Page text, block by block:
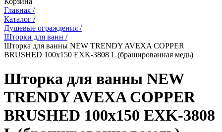
Главная /
Каталог /
Душевые ограждения /
Шторки для ванн /
Шторка для ванны NEW TRENDY AVEXA COPPER
BRUSHED 100x150 EXK-3808 L (брашированная медь)
Шторка для ванны NEW
TRENDY AVEXA COPPER
BRUSHED 100x150 EXK-3808